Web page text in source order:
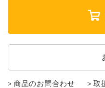
商品のお問合わせ 取